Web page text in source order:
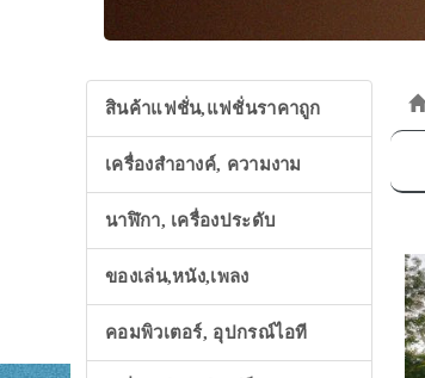
สินค้าแฟชั่น,แฟชั่นราคาถูก
เครื่องสำอางค์, ความงาม
นาฬิกา, เครื่องประดับ
ของเล่น,หนัง,เพลง
คอมพิวเตอร์, อุปกรณ์ไอที